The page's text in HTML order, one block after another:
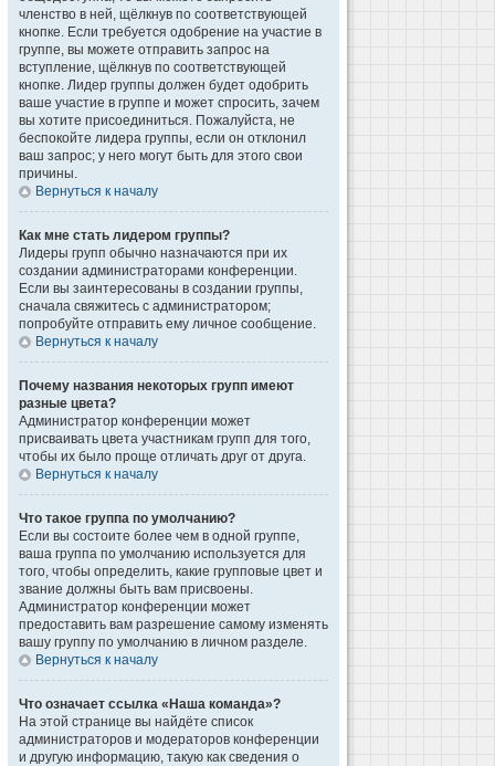
членство в ней, щёлкнув по соответствующей
кнопке. Если требуется одобрение на участие в
группе, вы можете отправить запрос на
вступление, щёлкнув по соответствующей
кнопке. Лидер группы должен будет одобрить
ваше участие в группе и может спросить, зачем
вы хотите присоединиться. Пожалуйста, не
беспокойте лидера группы, если он отклонил
ваш запрос; у него могут быть для этого свои
причины.
Вернуться к началу
Как мне стать лидером группы?
Лидеры групп обычно назначаются при их
создании администраторами конференции.
Если вы заинтересованы в создании группы,
сначала свяжитесь с администратором;
попробуйте отправить ему личное сообщение.
Вернуться к началу
Почему названия некоторых групп имеют
разные цвета?
Администратор конференции может
присваивать цвета участникам групп для того,
чтобы их было проще отличать друг от друга.
Вернуться к началу
Что такое группа по умолчанию?
Если вы состоите более чем в одной группе,
ваша группа по умолчанию используется для
того, чтобы определить, какие групповые цвет и
звание должны быть вам присвоены.
Администратор конференции может
предоставить вам разрешение самому изменять
вашу группу по умолчанию в личном разделе.
Вернуться к началу
Что означает ссылка «Наша команда»?
На этой странице вы найдёте список
администраторов и модераторов конференции
и другую информацию, такую как сведения о